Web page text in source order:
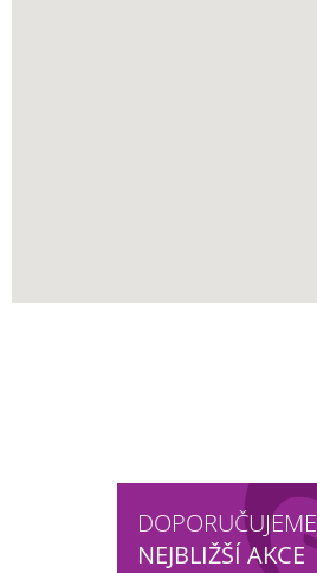
DOPORUČUJEME
NEJBLIŽŠÍ AKCE